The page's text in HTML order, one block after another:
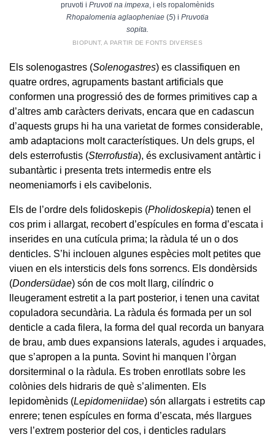
pruvoti i Pruvoti na impexa, i els ropalomènids
Rhopalomenia aglaopheniae(5) i Pruvotia
sopita.
BIOPUNT, A PARTIR DE FONTS DIVERSES
Els solenogastres (Solenogastres) es classifiquen en
quatre ordres, agrupaments bastant artificials que
conformen una progressió des de formes primitives cap a
d’altres amb caràcters derivats, encara que en cadascun
d’aquests grups hi ha una varietat de formes considerable,
amb adaptacions molt característiques. Un dels grups, el
dels esterrofustis (Sterrofustia), és exclusivament antàrtic i
subantàrtic i presenta trets intermedis entre els
neomeniamorfs i els cavibelonis.
Els de l’ordre dels folidoskepis (Pholidoskepia) tenen el
cos prim i allargat, recobert d’espícules en forma d’escata i
inserides en una cutícula prima; la ràdula té un o dos
denticles. S’hi inclouen algunes espècies molt petites que
viuen en els intersticis dels fons sorrencs. Els dondèrsids
(Dondersüdae) són de cos molt llarg, cilíndric o
lleugerament estretit a la part posterior, i tenen una cavitat
copuladora secundària. La ràdula és formada per un sol
denticle a cada filera, la forma del qual recorda un banyara
de brau, amb dues expansions laterals, agudes i arquades,
que s’apropen a la punta. Sovint hi manquen l’òrgan
dorsiterminal o la ràdula. Es troben enrotllats sobre les
colònies dels hidraris de què s’alimenten. Els
lepidomènids (Lepidomeniidae) són allargats i estretits cap
enrere; tenen espícules en forma d’escata, més llargues
vers l’extrem posterior del cos, i denticles radulars